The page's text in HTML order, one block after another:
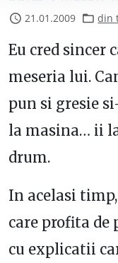
21.01.2009 din
Eu cred sincer
meseria lui.
pun si gresie
la masina… ii
drum.
In acelasi
care profita de
cu explicatii